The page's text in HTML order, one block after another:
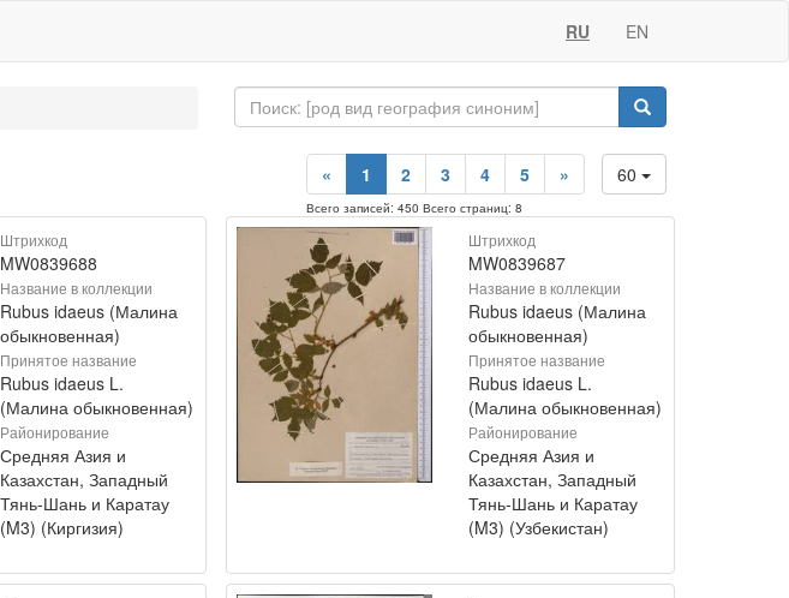
RU EN
60
« 1 2 3 4 5 »
Всего записей: 450 Всего страниц: 8
Штрихкод
MW0839688
Название в коллекции
Rubus idaeus (Малина
обыкновенная)
Принятое название
Rubus idaeus L.
(Малина обыкновенная)
Районирование
Средняя Азия и
Казахстан, Западный
Тянь-Шань и Каратау
(M3) (Киргизия)
Штрихкод
MW0839687
Название в коллекции
Rubus idaeus (Малина
обыкновенная)
Принятое название
Rubus idaeus L.
(Малина обыкновенная)
Районирование
Средняя Азия и
Казахстан, Западный
Тянь-Шань и Каратау
(M3) (Узбекистан)